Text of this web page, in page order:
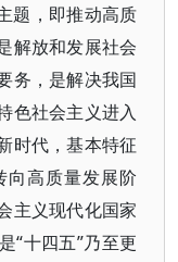
题，即推动高质
解放和发展社会
务，是解决我国
色社会主义进入
时代，基本特征
高质量发展阶
主义现代化国家
“十四五”乃至更